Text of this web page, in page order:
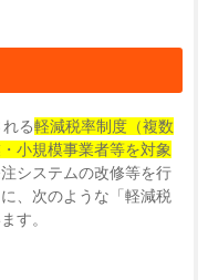
る軽減税率制度（複数
小規模事業者等を対象
システムの改修等を行
、次のような「軽減税
す。